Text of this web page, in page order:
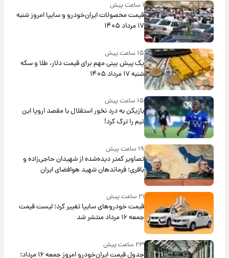
۱ ساعت پیش
قیمت محصولات ایران‌خودرو و سایپا امروز شنبه
۱۷ مرداد ۱۴۰۵
۱۵ ساعت پیش
یک پیش ‌بینی مهم برای قیمت دلار، طلا و سکه
شنبه ۱۷ مرداد ۱۴۰۵
۱۵ ساعت پیش
بازیکن به درد نخور استقلال با مقصد اروپا این
تیم را ترک کرد!
۱۹ ساعت پیش
تصاویر کمتر دیده‌شده از شهیدان حاجی‌زاده و
باقری؛ فرماندهان شهید هوافضای ایران
۲۱ ساعت پیش
قیمت خودروهای سایپا تغییر کرد؛ لیست قیمت
جمعه ۱۶ مرداد منتشر شد
۲۳ ساعت پیش
جدول قیمت ایران‌خودرو امروز جمعه ۱۶ مرداد؛